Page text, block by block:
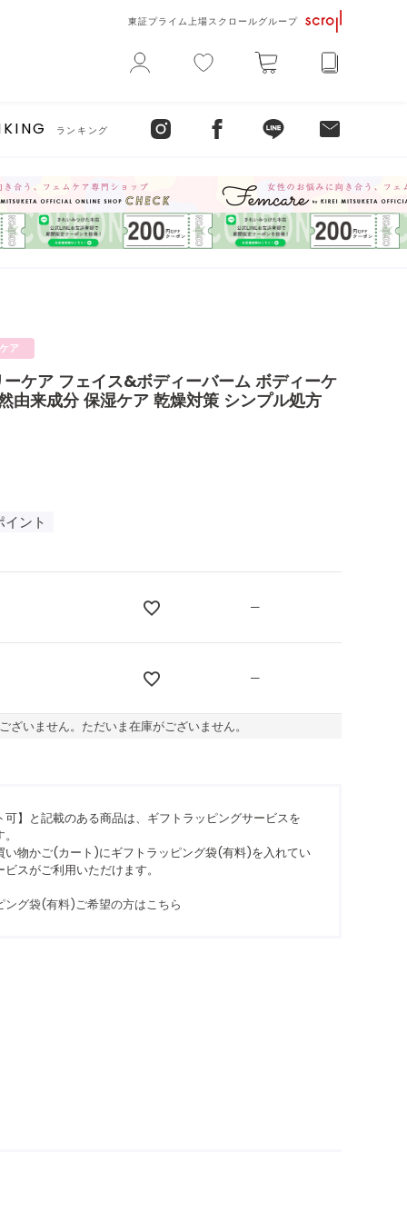
東証プライム上場スクロールグループ
ランキング
ア
ケア フェイス&ボディーバーム ボディーケ
由来成分 保湿ケア 乾燥対策 シンプル処方
イント
—
—
ざいません。ただいま在庫がございません。
可】と記載のある商品は、ギフトラッピングサービスを
い物かご(カート)にギフトラッピング袋(有料)を入れてい
スがご利用いただけます。
グ袋(有料)ご希望の方はこちら